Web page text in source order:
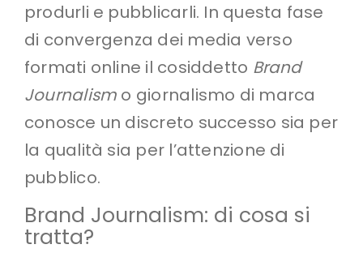
produrli e pubblicarli. In questa fase
di convergenza dei media verso
formati online il cosiddetto Brand
Journalism o giornalismo di marca
conosce un discreto successo sia per
la qualità sia per l’attenzione di
pubblico.
Brand Journalism: di cosa si
tratta?